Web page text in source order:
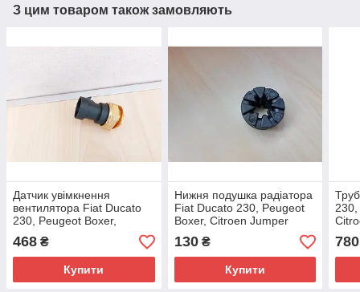
З цим товаром також замовляють
Датчик увімкнення
вентилятора Fiat Ducato
230, Peugeot Boxer,
Citroen Jumper (1994-
2002), 7738581, 126433
468 ₴
Купити
Нижня подушка радіатора
Fiat Ducato 230, Peugeot
Boxer, Citroen Jumper
(1994-2002), 1302402080,
131612
130₴
Купити
230,
780